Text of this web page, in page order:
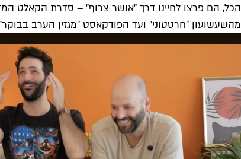
הכל, הם פרצו לחיינו דרך "אושר צרוף" – סדרת הקאלט
מהשעשועון "חרטטוני" ועד הפודקאסט "מגזין הערב